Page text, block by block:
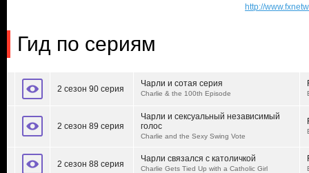
http://
Гид по сериям
2 сезон 90 серия
Чарли и сотая серия
Charlie & the 100th Episode
2 сезон 89 серия
Чарли и сексуальный независимый
голос
Charlie and the Sexy Swing Vote
2 сезон 88 серия
Чарли связался с католичкой
Charlie Gets Tied Up with a Catholic Girl